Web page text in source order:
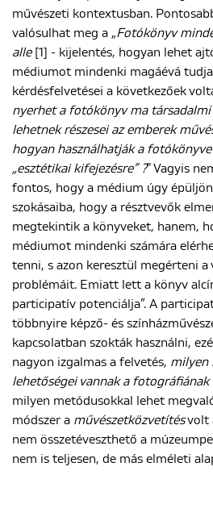
művészeti kontextusban.
valósulhat meg a „Fotókönyv
alle [1] - kijelentés, hogyan lehet
médiumot mindenki magáévá
kérdésfelvetései a következőek
nyerhet a fotókönyv ma
lehetnek részesei az emberek
hogyan használhatják a
„esztétikai kifejezésre” ?" Vagyis
fontos, hogy a médium úgy
szokásaiba, hogy a résztvevők
megtekintik a könyveket, hanem,
médiumot mindenki számára
tenni, s azon keresztül megérteni a
problémáit. Emiatt lett a könyv
participatív potenciálja”. A
többnyire képző- és
kapcsolatban szokták használni,
nagyon izgalmas a felvetés, milyen
lehetőségei vannak a fotográfiának
milyen metódusokkal lehet
módszer a művészetközvetítésvolt
nem összetéveszthető a
nem is teljesen, de más elméleti